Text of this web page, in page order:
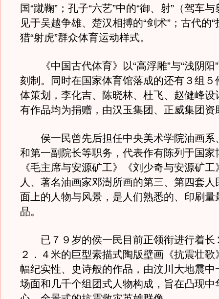
国“蹴鞠”；孔子“六艺”中的“御、射”（驾车
见于吴越争雄、楚汉相搏的“剑术”；古代的“
猎“射虎”群众体育运动样式。
《中国古代体育》以“高浮雕”与“浅阴阳
刻制。同时在国家体育馆落成的还有３组５
体策划，李化吉、陈晓林、杜飞、赵健峰设
有作品均为捐赠，由汉玉集团、正威集团资
侯一民曾先后担任中央美术学院油画系
和第一副院长等职务，代表作有陈列于国家
《毛主席与安源矿工》《刘少奇与安源矿
人、著名油画家邓澍所画的第三、第四套人
面上的人物与风景，是人们熟悉的、印刷量
品。
已７９岁的侯一民目前正领衔进行着长
２．４米的巨型素描式陶版壁画《抗震壮
幅纪实性、史诗般的作品，由汶川大地震中
场面和几千个组团式人物构成，旨在凸现中